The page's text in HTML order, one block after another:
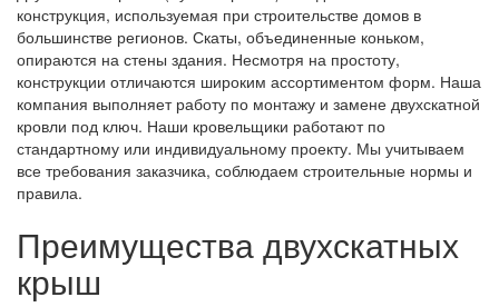
конструкция, используемая при строительстве домов в
большинстве регионов. Скаты, объединенные коньком,
опираются на стены здания. Несмотря на простоту,
конструкции отличаются широким ассортиментом форм. Наша
компания выполняет работу по монтажу и замене двухскатной
кровли под ключ. Наши кровельщики работают по
стандартному или индивидуальному проекту. Мы учитываем
все требования заказчика, соблюдаем строительные нормы и
правила.
Преимущества двухскатных
крыш